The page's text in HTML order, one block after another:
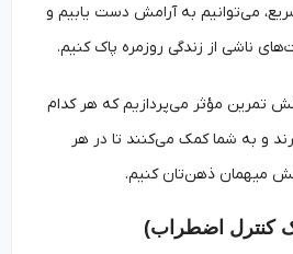
می‌توانیم به آرامش دست یابیم و
از زندگی روزمره پاک کنیم.
مؤثر می‌پردازیم که هر کدام
و به شما کمک می‌کنند تا در هر
ذهن‌تان کنیم.